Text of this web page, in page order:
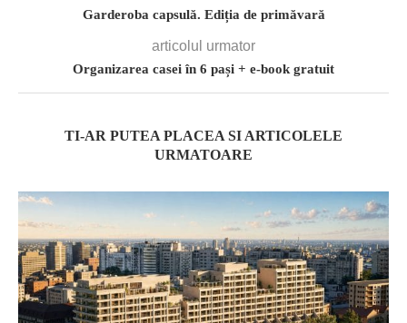
Garderoba capsulă. Ediția de primăvară
articolul urmator
Organizarea casei în 6 pași + e-book gratuit
TI-AR PUTEA PLACEA SI ARTICOLELE
URMATOARE